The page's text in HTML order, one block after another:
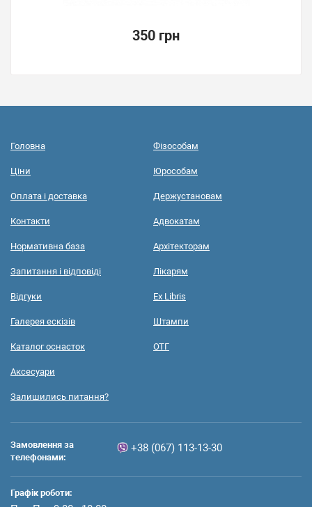
350 грн
Головна
Ціни
Оплата і доставка
Контакти
Нормативна база
Запитання і відповіді
Відгуки
Галерея ескізів
Каталог оснасток
Аксесуари
Залишились питання?
Фізособам
Юрособам
Держустановам
Адвокатам
Архітекторам
Лікарям
Ex Libris
Штампи
ОТГ
Замовлення за
телефонами:
+38 (067) 113-13-30
Графік роботи: